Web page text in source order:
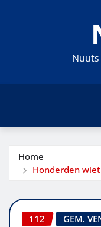
Home
Honderden
112 GEM.